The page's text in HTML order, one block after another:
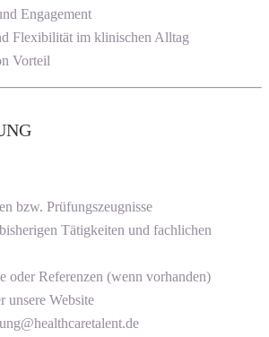
Engagement
Flexibilität im klinischen Alltag
Vorteil
bzw. Prüfungszeugnisse
Tätigkeiten und fachlichen
oder Referenzen (wenn vorhanden)
unsere Website